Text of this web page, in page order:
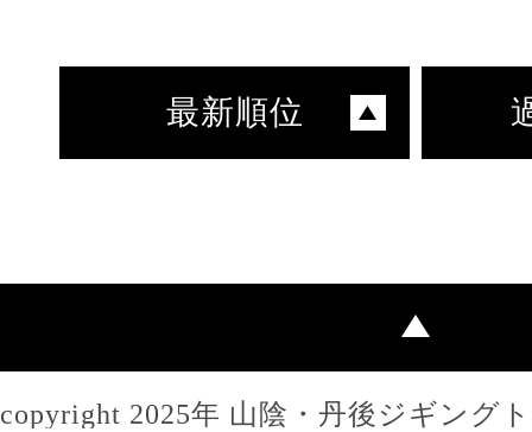
最新順位
copyright 2025年 山陰・丹後ジギング